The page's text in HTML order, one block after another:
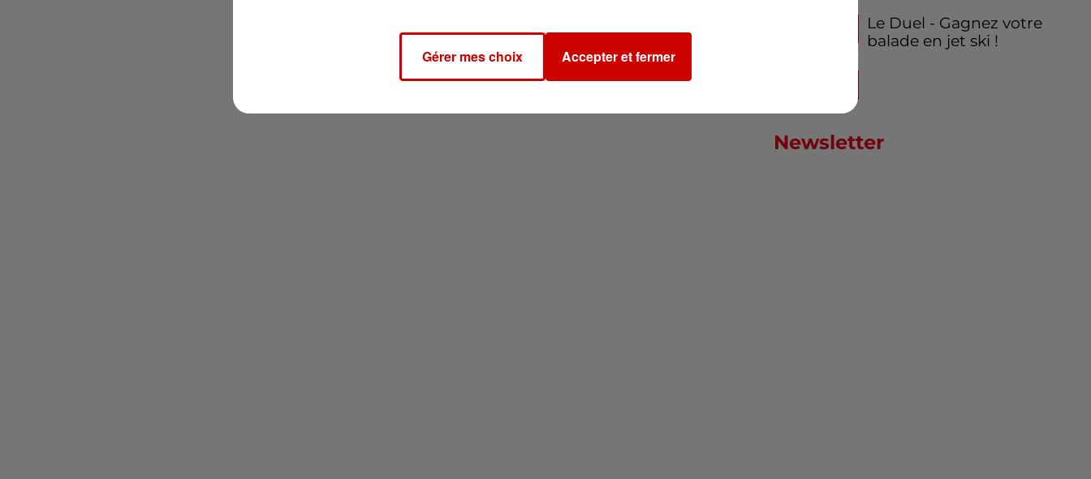
Le Duel - Gagnez votre
balade en jet ski !
Newsletter
Gérer mes choix Accepter et fermer